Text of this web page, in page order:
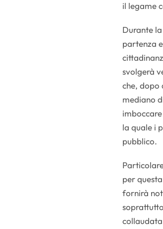
il legame
Durante
partenza
svolgerà
che, dopo
mediano
la quale i
pubblico.
per
fornirà